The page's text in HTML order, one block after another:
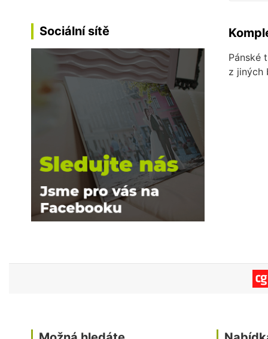
Sociální sítě
Pánské
z jiných